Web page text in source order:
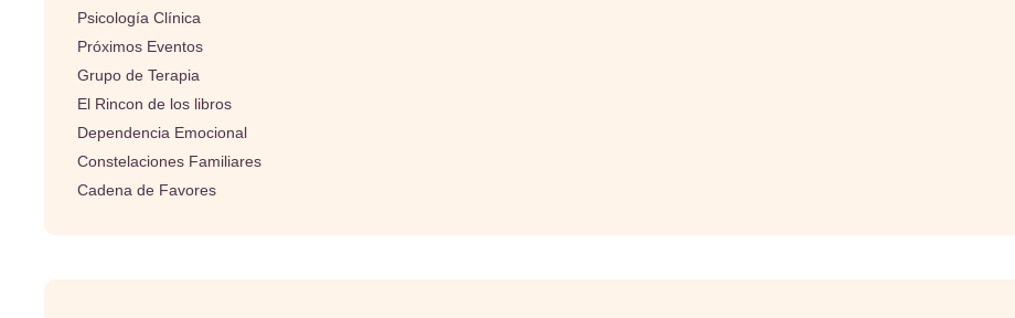
Psicología Clínica
Próximos Eventos
Grupo de Terapia
El Rincon de los libros
Dependencia Emocional
Constelaciones Familiares
Cadena de Favores